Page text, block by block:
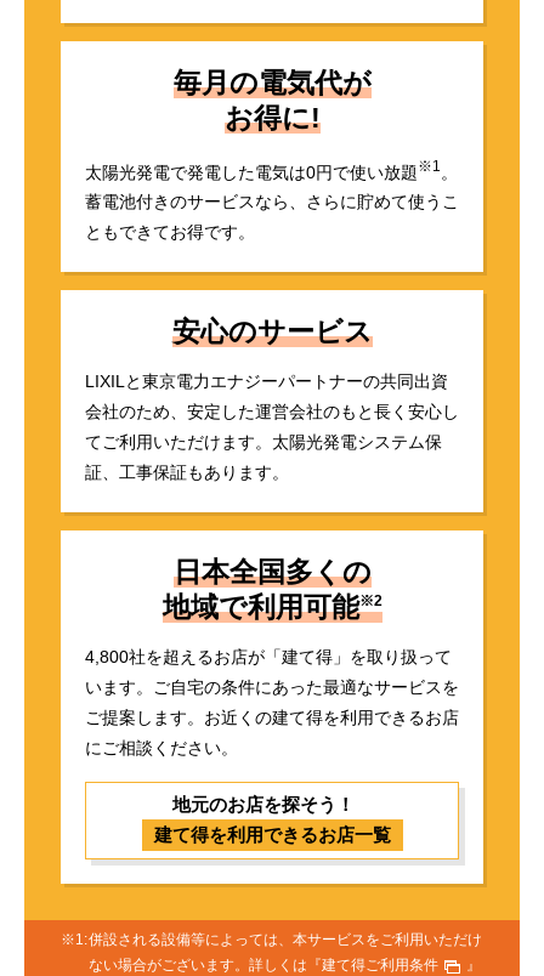
毎月の電気代が
お得に!
太陽光発電で発電した電気は0円で使い放題※1 。
蓄電池付きのサービスなら、 さらに貯めて使うこ
ともできてお得です。
安心のサービス
LIXILと東京電力エナジーパートナーの共同出資
会社のため、安定した運営会社のもと長く安心し
てご利用いただけます。 太陽光発電システム保
証、工事保証もあります。
日本全国多くの
地域で利用可能※2
4,800社を超えるお店が「建て得」を取り扱って
います。 ご自宅の条件にあった最適なサービスを
ご提案します。 お近くの建て得を利用できるお店
にご相談ください。
地元のお店を探そう！
建て得を利用できるお店一覧
併設される設備等によっては、本サービスをご利用いただけ
ない場合がございます。詳しくは 『建て得ご利用条件
』